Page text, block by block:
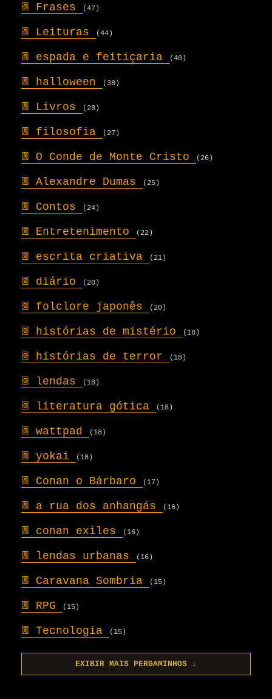
𖣍 Frases (47)
𖣍 Leituras (44)
𖣍 espada e feitiçaria (40)
𖣍 halloween (38)
𖣍 Livros (28)
𖣍 filosofia (27)
𖣍 O Conde de Monte Cristo (26)
𖣍 Alexandre Dumas (25)
𖣍 Contos (24)
𖣍 Entretenimento (22)
𖣍 escrita criativa (21)
𖣍 diário (20)
𖣍 folclore japonês (20)
𖣍 histórias de mistério (18)
𖣍 histórias de terror (18)
𖣍 lendas (18)
𖣍 literatura gótica (18)
𖣍 wattpad (18)
𖣍 yokai (18)
𖣍 Conan o Bárbaro (17)
𖣍 a rua dos anhangás (16)
𖣍 conan exiles (16)
𖣍 lendas urbanas (16)
𖣍 Caravana Sombria (15)
𖣍 RPG (15)
𖣍 Tecnologia (15)
EXIBIR MAIS PERGAMINHOS ↓